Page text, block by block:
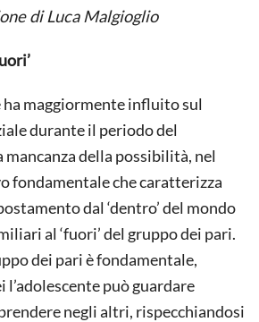
di Luca Malgioglio
maggiormente influito sul
durante il periodo del
mancanza della possibilità, nel
fondamentale che caratterizza
dal ‘dentro’ del mondo
al ‘fuori’ del gruppo dei pari.
dei pari è fondamentale,
l’adolescente può guardare
negli altri, rispecchiandosi